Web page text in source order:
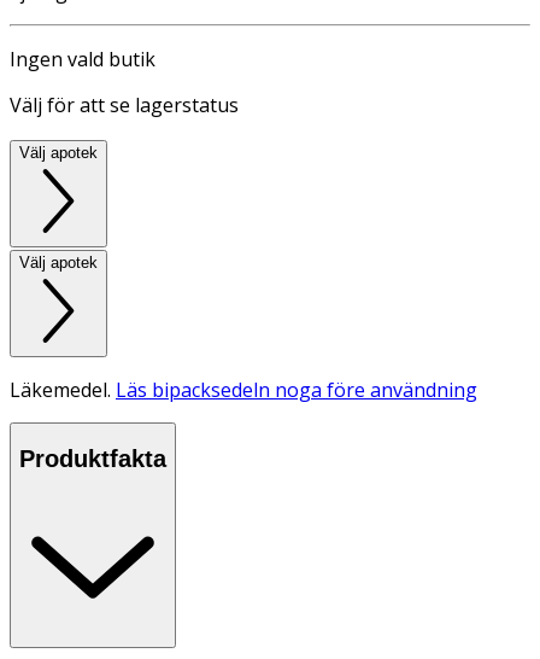
Ingen vald butik
Välj för att se lagerstatus
Välj apotek
Välj apotek
Läkemedel. Läs bipacksedeln noga före användning
Produktfakta